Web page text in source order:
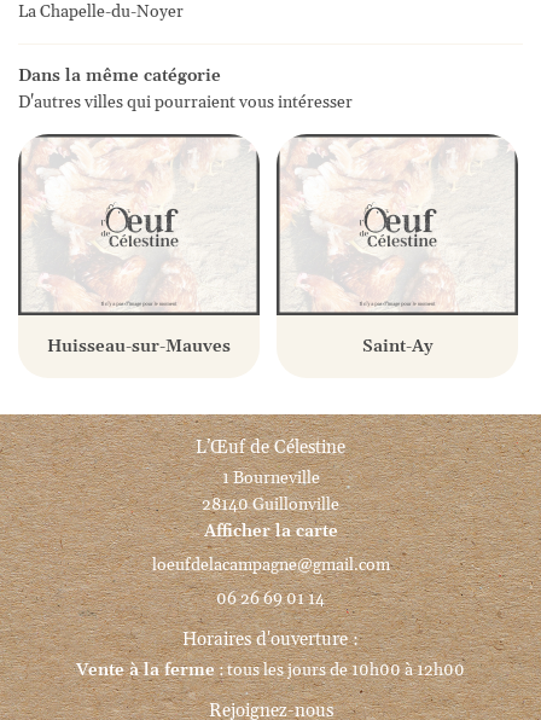
La Chapelle-du-Noyer
Dans la même catégorie
D'autres villes qui pourraient vous intéresser
Huisseau-sur-Mauves Saint-Ay
L’Œuf de Célestine
1 Bourneville
28140 Guillonville
Afficher la carte
06 26 69 01 14
Horaires d'ouverture :
Vente à la ferme: tous les jours de 10h00 à 12h00
Rejoignez-nous